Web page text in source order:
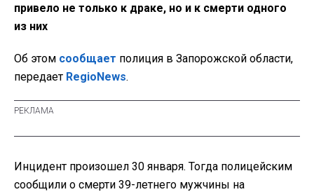
привело не только к драке, но и к смерти одного
из них
Об этом сообщает полиция в Запорожской области,
передает RegioNews.
Инцидент произошел 30 января. Тогда полицейским
сообщили о смерти 39-летнего мужчины на